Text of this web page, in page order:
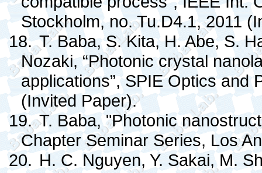
Stockholm, no. Tu.D4.1, 2011
18. T. Baba, S. Kita, H. Abe, S.
Nozaki, “Photonic crystal
applications”, SPIE Optics and
(Invited Paper).
19. T. Baba, "Photonic
Chapter Seminar Series, Los
20. H. C. Nguyen, Y. Sakai, M.